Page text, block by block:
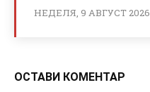
НЕДЕЛЯ, 9 АВГУСТ 2026
ОСТАВИ КОМЕНТАР